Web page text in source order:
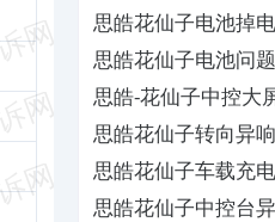
家敷衍了事拖延维修
思皓花仙子电池掉
家敷衍了事拖延维修
思皓花仙子电池问
思皓-花仙子中控大
启
思皓花仙子转向异
给处理
思皓花仙子车载充
予保修
思皓花仙子中控台